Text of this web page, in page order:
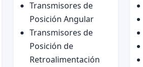
Transmisores de
Posición Angular
Transmisores de
Posición de
Retroalimentación